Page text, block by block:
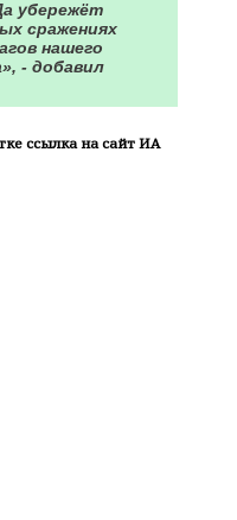
убережёт
сражениях
нашего
- добавил
ссылка на сайт ИА